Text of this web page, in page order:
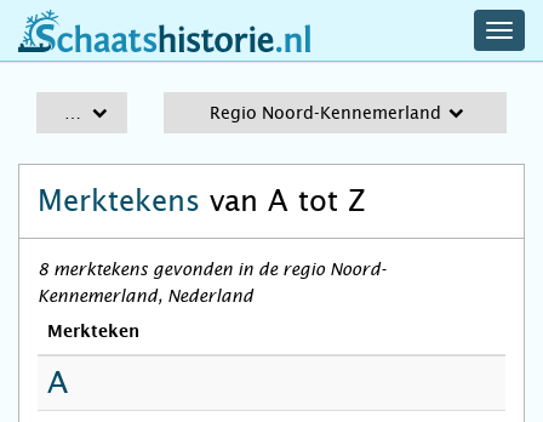
schaatshistorie.nl
Regio Noord-Kennemerland
Merktekens van A tot Z
8 merktekens gevonden in de regio Noord-
Kennemerland, Nederland
Merkteken
A